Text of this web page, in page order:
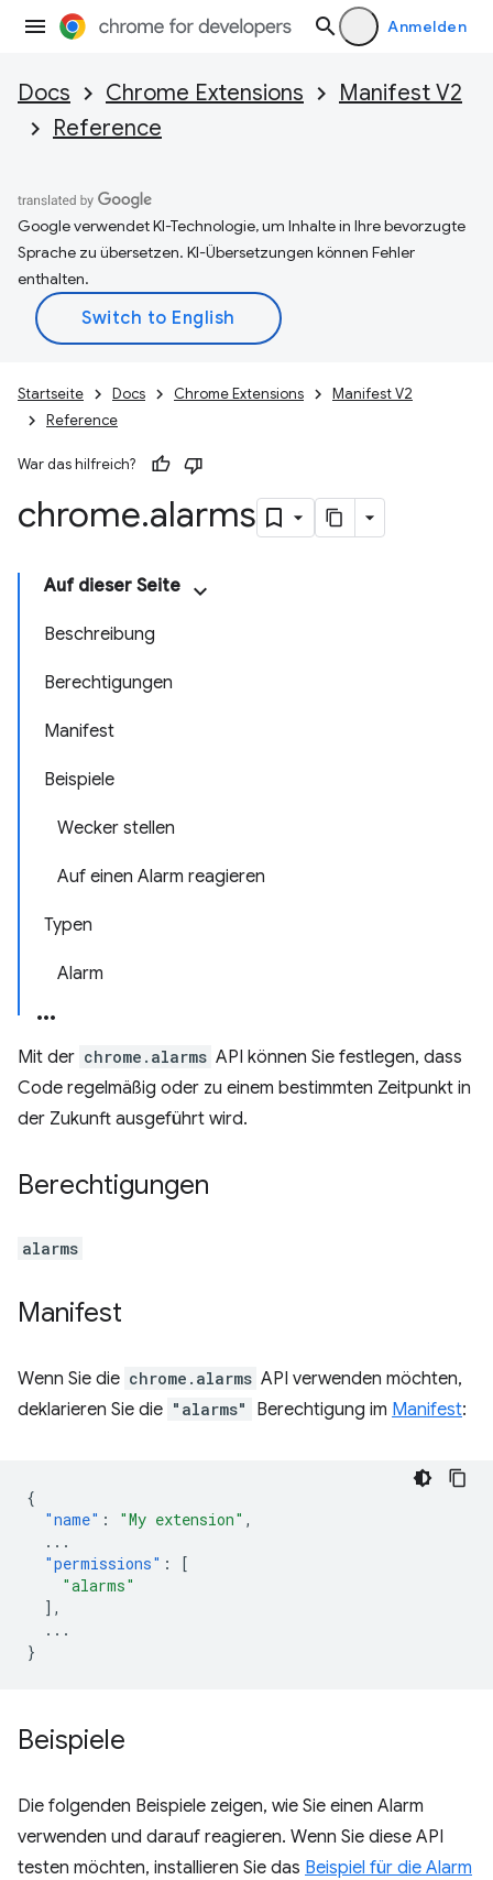
Anmelden
Docs Chrome Extensions
Manifest V2
Reference
Google verwendet KI-Technologie, um Inhalte in Ihre bevorzugte
Sprache zu übersetzen. KI-Übersetzungen können Fehler
enthalten.
Startseite Docs Chrome Extensions
Manifest V2
Reference
War das hilfreich?
chrome.alarms
Auf dieser Seite
Beschreibung
Berechtigungen
Manifest
Beispiele
Wecker stellen
Auf einen Alarm reagieren
Typen
Alarm
Mit der chrome.alarms API können Sie festlegen, dass
Code regelmäßig oder zu einem bestimmten Zeitpunkt in
der Zukunft ausgeführt wird.
Berechtigungen
alarms
Manifest
Wenn Sie die chrome.alarms API verwenden möchten,
deklarieren Sie die "alarms" Berechtigung im Manifest:
{
"name" : "My extension" ,
...
"permissions" :
[
"alarms"
],
...
}
Beispiele
Die folgenden Beispiele zeigen, wie Sie einen Alarm
verwenden und darauf reagieren. Wenn Sie diese API
testen möchten, installieren Sie das Beispiel für die Alarm